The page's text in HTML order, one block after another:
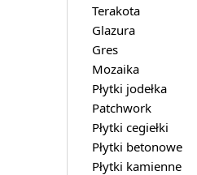
Terakota
Glazura
Gres
Mozaika
Płytki jodełka
Patchwork
Płytki cegiełki
Płytki betonowe
Płytki kamienne